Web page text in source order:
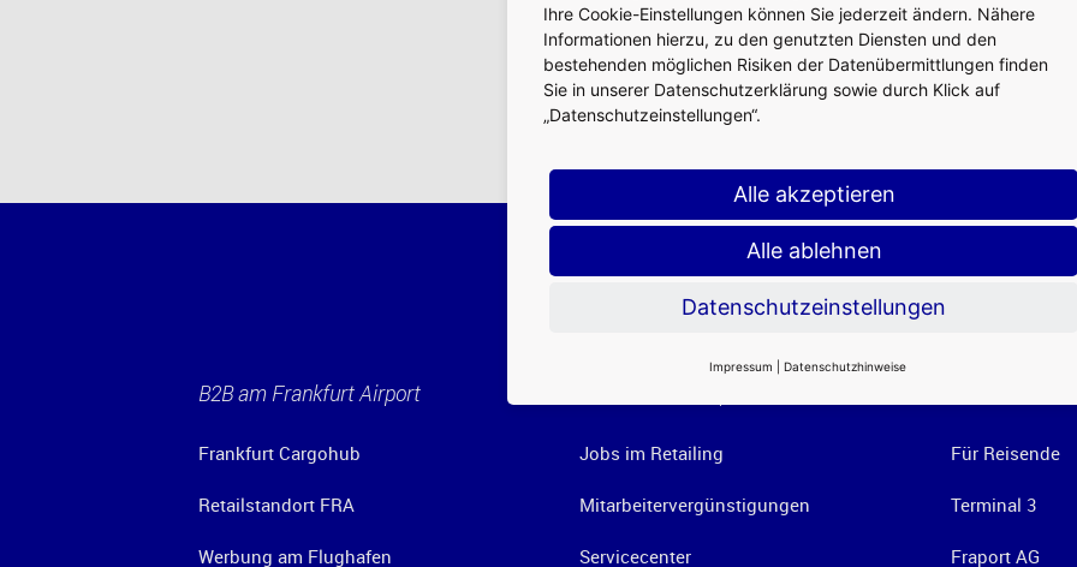
B2B am Frankfurt Airport
Frankfurt Cargohub
Retailstandort FRA
Werbung am Flughafen
Jobs im Retailing
Mitarbeitervergünstigungen
Servicecenter
Für Reisende
Terminal 3
Fraport AG
Ihre Cookie-Einstellungen können Sie jederzeit ändern. Nähere
Informationen hierzu, zu den genutzten Diensten und den
bestehenden möglichen Risiken der Datenübermittlungen finden
Sie in unserer Datenschutzerklärung sowie durch Klick auf
„Datenschutzeinstellungen“.
Alle akzeptieren
Alle ablehnen
Datenschutzeinstellungen
Impressum Datenschutzhinweise